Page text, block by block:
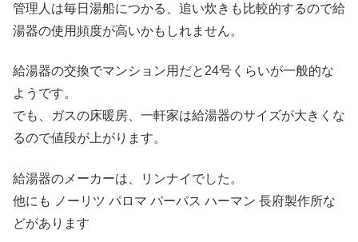
管理人は毎日湯船につかる、追い炊きも比較的するので給
湯器の使用頻度が高いかもしれません。
給湯器の交換でマンション用だと24号くらいが一般的な
ようです。
でも、ガスの床暖房、一軒家は給湯器のサイズが大きくな
るので値段が上がります。
給湯器のメーカーは、リンナイでした。
他にも ノーリツ パロマ パーパス ハーマン 長府製作所な
どがあります